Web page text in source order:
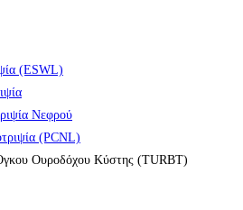
(ESWL)
Νεφρού
(PCNL)
Ουροδόχου Κύστης (TURBT)